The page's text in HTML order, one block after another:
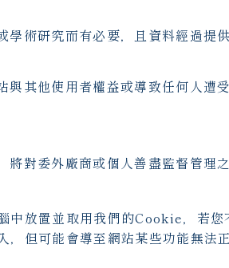
術研究而有必要，且資料經過提
其他使用者權益或導致任何人遭
對委外廠商或個人善盡監督管理之
放置並取用我們的Cookie，若
但可能會導至網站某些功能無法正